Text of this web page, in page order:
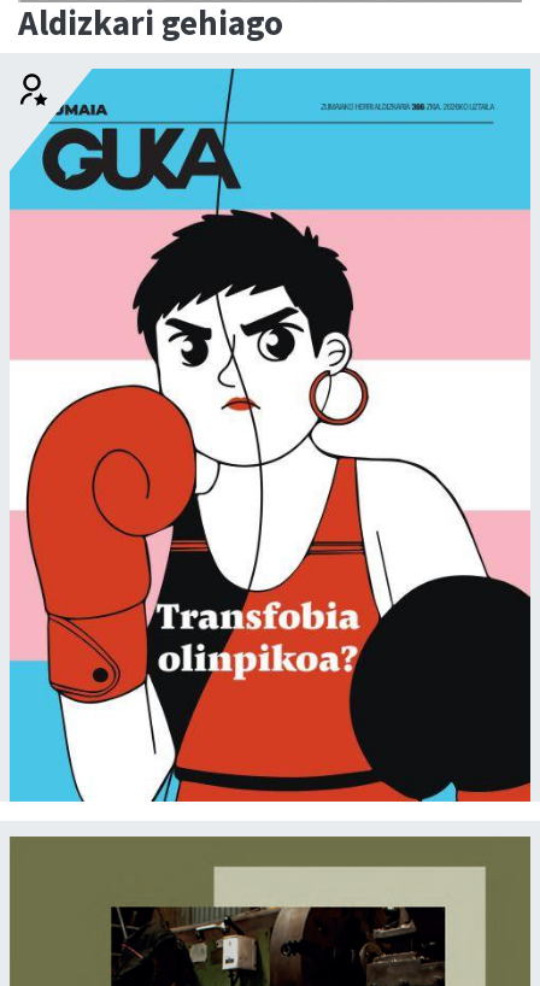
Aldizkari gehiago